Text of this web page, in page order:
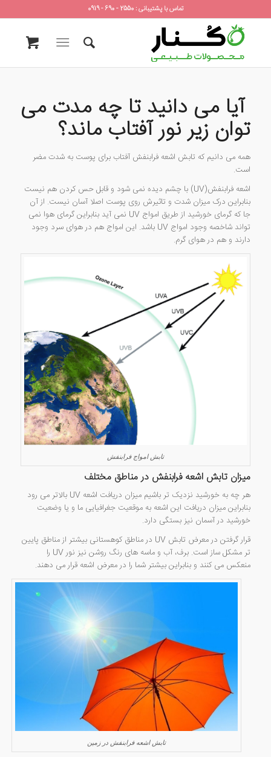
تماس با پشتیبانی : 2550 - 690 - 0919
آیا می دانید تا چه مدت می
توان زیر نور آفتاب ماند؟
همه می دانیم که تابش اشعه فرابنفش آفتاب برای پوست به شدت مضر
است.
اشعه فرابنفش(UV) با چشم دیده نمی شود و قابل حس کردن هم نیست
بنابراین درک میزان شدت و تاثیرش روی پوست اصلا آسان نیست. از آن
جا که گرمای خورشید از طریق امواج UV نمی آید بنابراین گرمای هوا نمی
تواند شاخصه وجود امواج UV باشد. این امواج هم در هوای سرد وجود
دارند و هم در هوای گرم.
تابش امواج فرابنفش
میزان تابش اشعه فرابنفش در مناطق مختلف
هر چه به خورشید نزدیک تر باشیم میزان دریافت اشعه UV بالاتر می رود
بنابراین میزان دریافت این اشعه به موقعیت جغرافیایی ما و یا وضعیت
خورشید در آسمان نیز بستگی دارد.
قرار گرفتن در معرض تابش UV در مناطق کوهستانی بیشتر از مناطق پایین
تر مشکل ساز است. برف، آب و ماسه های رنگ روشن نیز نور UV را
منعکس می کنند و بنابراین بیشتر شما را در معرض اشعه قرار می دهند.
تابش اشعه فرابنفش در زمین